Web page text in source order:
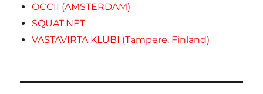
OCCII (AMSTERDAM)
SQUAT.NET
VASTAVIRTA KLUBI (Tampere, Finland)